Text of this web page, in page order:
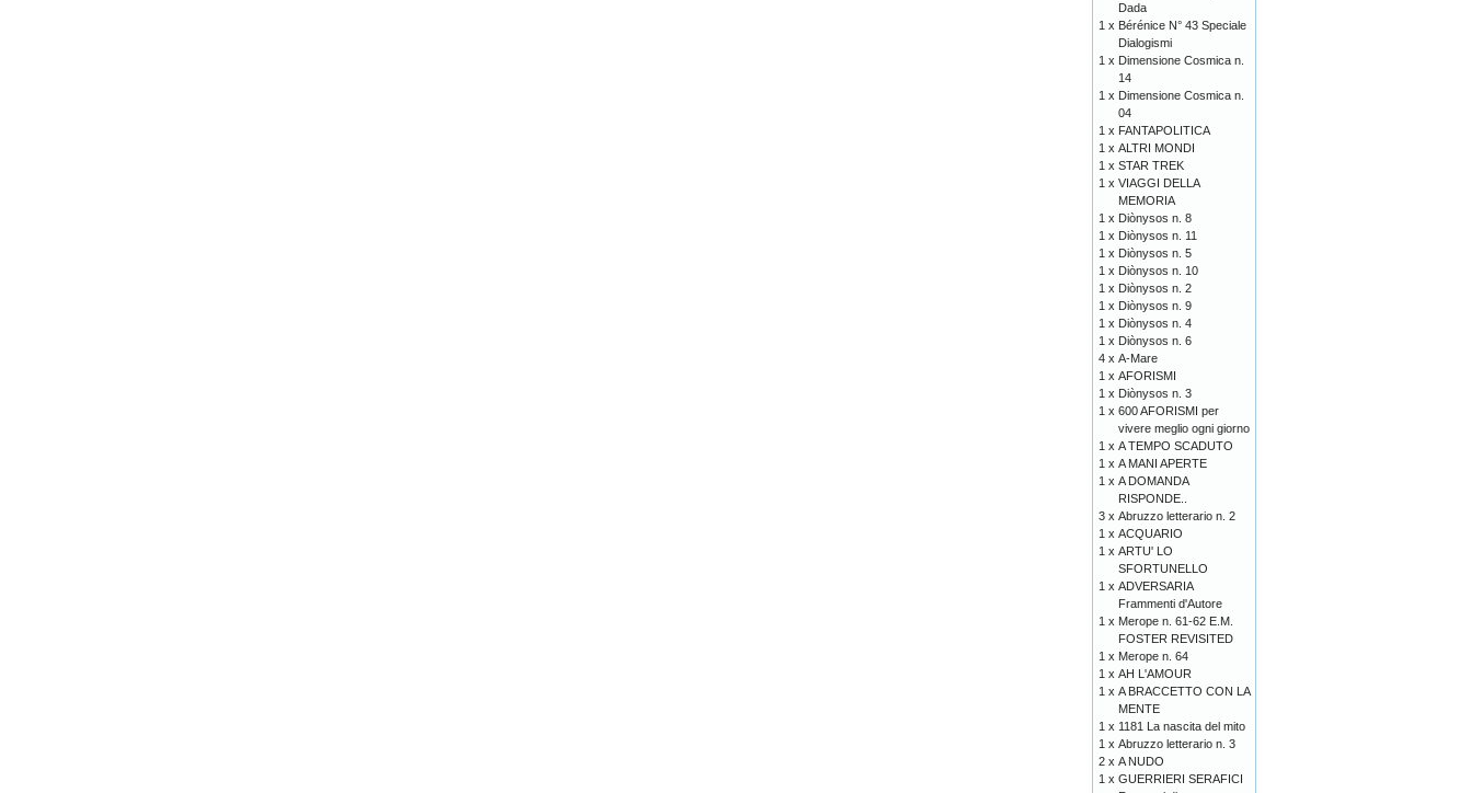
Dada
1 x Bérénice N° 43 Speciale
Dialogismi
1 x Dimensione Cosmica n.
14
1 x Dimensione Cosmica n.
04
1 x FANTAPOLITICA
1 x ALTRI MONDI
1 x STAR TREK
1 x VIAGGI DELLA
MEMORIA
1 x Diònysos n. 8
1 x Diònysos n. 11
1 x Diònysos n. 5
1 x Diònysos n. 10
1 x Diònysos n. 2
1 x Diònysos n. 9
1 x Diònysos n. 4
1 x Diònysos n. 6
4 x A-Mare
1 x AFORISMI
1 x Diònysos n. 3
1 x 600 AFORISMI per
vivere meglio ogni giorno
1 x A TEMPO SCADUTO
1 x A MANI APERTE
1 x A DOMANDA
RISPONDE..
3 x Abruzzo letterario n. 2
1 x ACQUARIO
1 x ARTU' LO
SFORTUNELLO
1 x ADVERSARIA
Frammenti d'Autore
1 x Merope n. 61-62 E.M.
FOSTER REVISITED
1 x Merope n. 64
1 x AH L'AMOUR
1 x A BRACCETTO CON LA
MENTE
1 x 1181 La nascita del mito
1 x Abruzzo letterario n. 3
2 x A NUDO
1 x GUERRIERI SERAFICI